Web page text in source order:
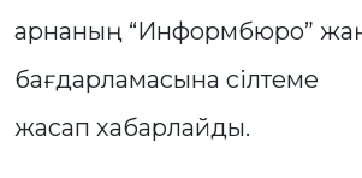
арнаның “Информбюро”
бағдарламасына сілтеме
жасап хабарлайды.